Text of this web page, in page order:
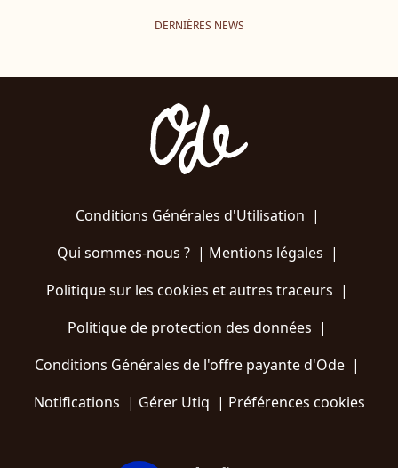
DERNIÈRES NEWS
Conditions Générales d'Utilisation |
Qui sommes-nous ?| Mentions légales |
Politique sur les cookies et autres traceurs |
Politique de protection des données |
Conditions Générales de l'offre payante d'Ode |
Notifications | Gérer Utiq | Préférences cookies